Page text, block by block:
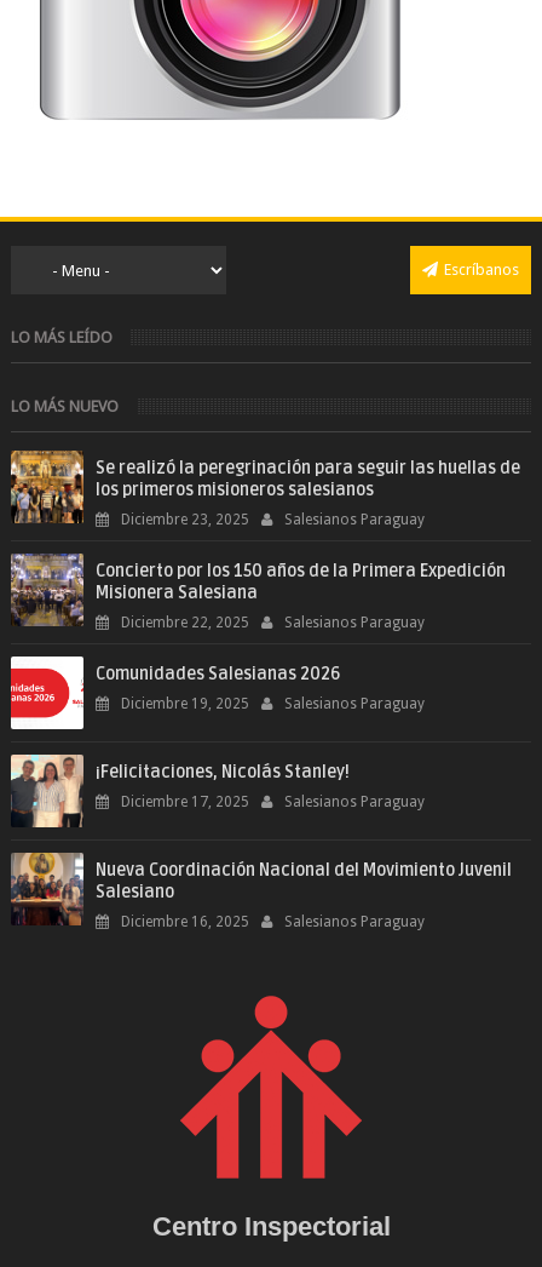
Escríbanos
LO MÁS LEÍDO
LO MÁS NUEVO
Se realizó la peregrinación para seguir las huellas de
los primeros misioneros salesianos
Diciembre 23, 2025 Salesianos Paraguay
Concierto por los 150 años de la Primera Expedición
Misionera Salesiana
Diciembre 22, 2025 Salesianos Paraguay
Comunidades Salesianas 2026
Diciembre 19, 2025 Salesianos Paraguay
¡Felicitaciones, Nicolás Stanley!
Diciembre 17, 2025 Salesianos Paraguay
Nueva Coordinación Nacional del Movimiento Juvenil
Salesiano
Diciembre 16, 2025 Salesianos Paraguay
Centro Inspectorial